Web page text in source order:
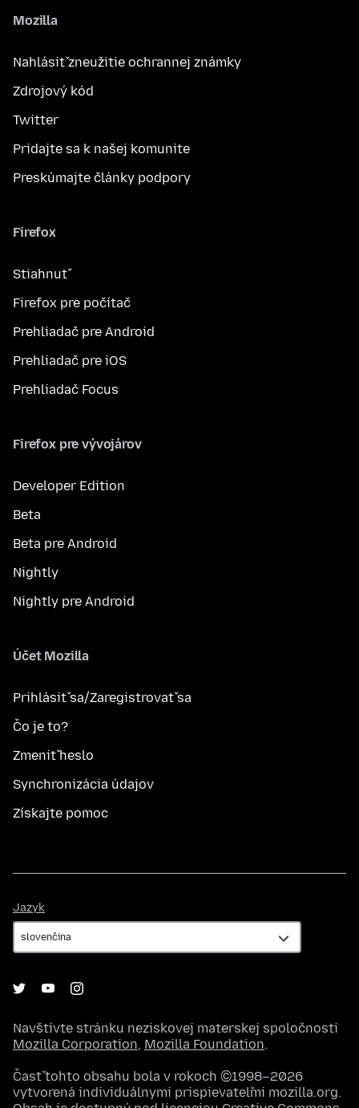
Mozilla
Nahlásiť zneužitie ochrannej známky
Zdrojový kód
Twitter
Pridajte sa k našej komunite
Preskúmajte články podpory
Firefox
Stiahnuť
Firefox pre počítač
Prehliadač pre Android
Prehliadač pre iOS
Prehliadač Focus
Firefox pre vývojárov
Developer Edition
Beta
Beta pre Android
Nightly
Nightly pre Android
Účet Mozilla
Prihlásiť sa/Zaregistrovať sa
Čo je to?
Zmeniť heslo
Synchronizácia údajov
Získajte pomoc
Jazyk
Navštívte stránku neziskovej materskej spoločnosti
Mozilla Corporation, Mozilla Foundation.
Časť tohto obsahu bola v rokoch ©1998–2026
vytvorená individuálnymi prispievateľmi mozilla.org.